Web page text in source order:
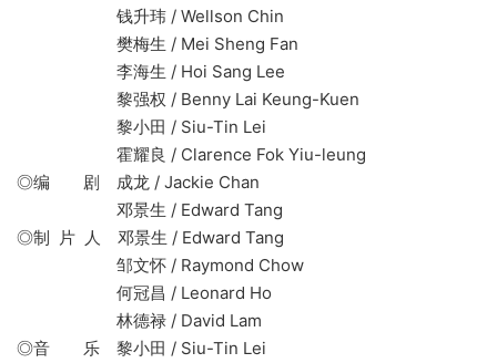
钱升玮 / Wellson Chin
樊梅生 / Mei Sheng Fan
李海生 / Hoi Sang Lee
黎强权 / Benny Lai Keung-Kuen
黎小田 / Siu-Tin Lei
霍耀良 / Clarence Fok Yiu-leung
◎编 剧 成龙 / Jackie Chan
邓景生 / Edward Tang
◎制 片 人 邓景生 / Edward Tang
邹文怀 / Raymond Chow
何冠昌 / Leonard Ho
林德禄 / David Lam
◎音 乐 黎小田 / Siu-Tin Lei